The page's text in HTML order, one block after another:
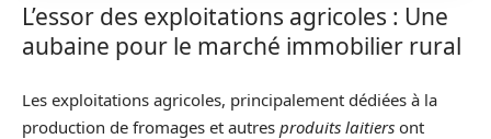
L’essor des exploitations agricoles : Une
aubaine pour le marché immobilier rural
Les exploitations agricoles, principalement dédiées à la
production de fromages et autres produits laitiers ont